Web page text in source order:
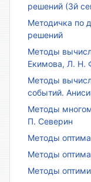
решений (3й
Методичка по
решений
Методы
Екимова, Л. Н.
Методы
событий.
Методы
П. Северин
Методы
Методы
Методы